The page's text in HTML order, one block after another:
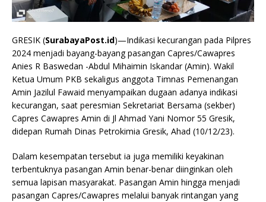
GRESIK (SurabayaPost.id)—Indikasi kecurangan pada Pilpres
2024 menjadi bayang-bayang pasangan Capres/Cawapres
Anies R Baswedan -Abdul Mihaimin Iskandar (Amin). Wakil
Ketua Umum PKB sekaligus anggota Timnas Pemenangan
Amin Jazilul Fawaid menyampaikan dugaan adanya indikasi
kecurangan, saat peresmian Sekretariat Bersama (sekber)
Capres Cawapres Amin di Jl Ahmad Yani Nomor 55 Gresik,
didepan Rumah Dinas Petrokimia Gresik, Ahad (10/12/23).
Dalam kesempatan tersebut ia juga memiliki keyakinan
terbentuknya pasangan Amin benar-benar diinginkan oleh
semua lapisan masyarakat. Pasangan Amin hingga menjadi
pasangan Capres/Cawapres melalui banyak rintangan yang